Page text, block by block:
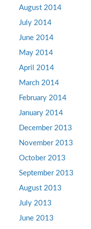
August 2014
July 2014
June 2014
May 2014
April 2014
March 2014
February 2014
January 2014
December 2013
November 2013
October 2013
September 2013
August 2013
July 2013
June 2013